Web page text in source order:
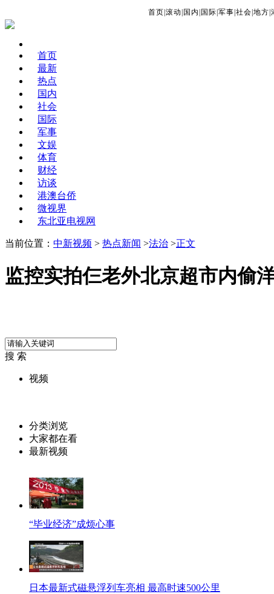
首页 滚动 国内 国际 军事 社会 地方
首页
最新
热点
国内
社会
国际
军事
文娱
体育
财经
访谈
港澳台侨
微视界
东北亚电视网
当前位置： 中新视频 > 热点新闻 >法治 >正文
监控实拍仨老外北京超市内偷
搜 索
视频
分类浏览
大家都在看
最新视频
“毕业经济”成烦心事
日本最新式磁悬浮列车亮相 最高时速500公里